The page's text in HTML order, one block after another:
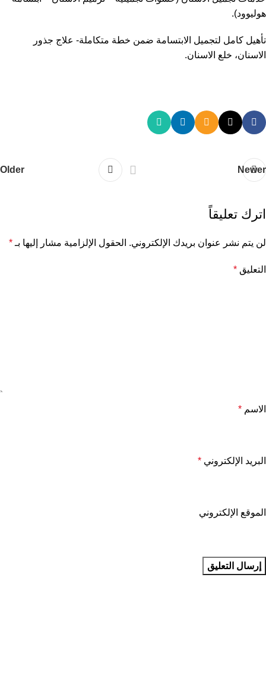
هوليوود).
تأهيل كامل لتجميل الابتسامة ضمن خطة متكاملة- علاج جذور
الاسنان، خلع الاسنان.
Newer
Older
اترك تعليقاً
لن يتم نشر عنوان بريدك الإلكتروني. الحقول الإلزامية مشار إليها بـ *
التعليق *
الاسم *
البريد الإلكتروني *
الموقع الإلكتروني